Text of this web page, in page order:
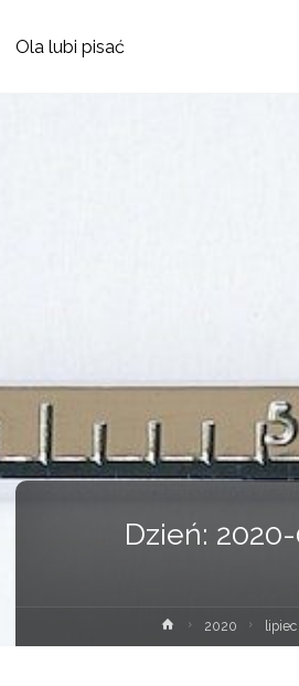
Ola lubi pisać
Dzień:
Strona
główna
2020 lipiec